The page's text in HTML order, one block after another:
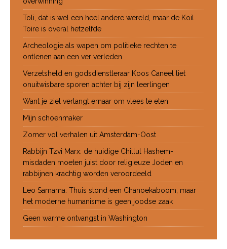
Toli, dat is wel een heel andere wereld, maar de Koil
Toire is overal hetzelfde
Archeologie als wapen om politieke rechten te
ontlenen aan een ver verleden
Verzetsheld en godsdienstleraar Koos Caneel liet
onuitwisbare sporen achter bij zijn leerlingen
Want je ziel verlangt ernaar om vlees te eten
Mijn schoenmaker
Zomer vol verhalen uit Amsterdam-Oost
Rabbijn Tzvi Marx: de huidige Chillul Hashem-
misdaden moeten juist door religieuze Joden en
rabbijnen krachtig worden veroordeeld
Leo Samama: Thuis stond een Chanoekaboom, maar
het moderne humanisme is geen joodse zaak
Geen warme ontvangst in Washington